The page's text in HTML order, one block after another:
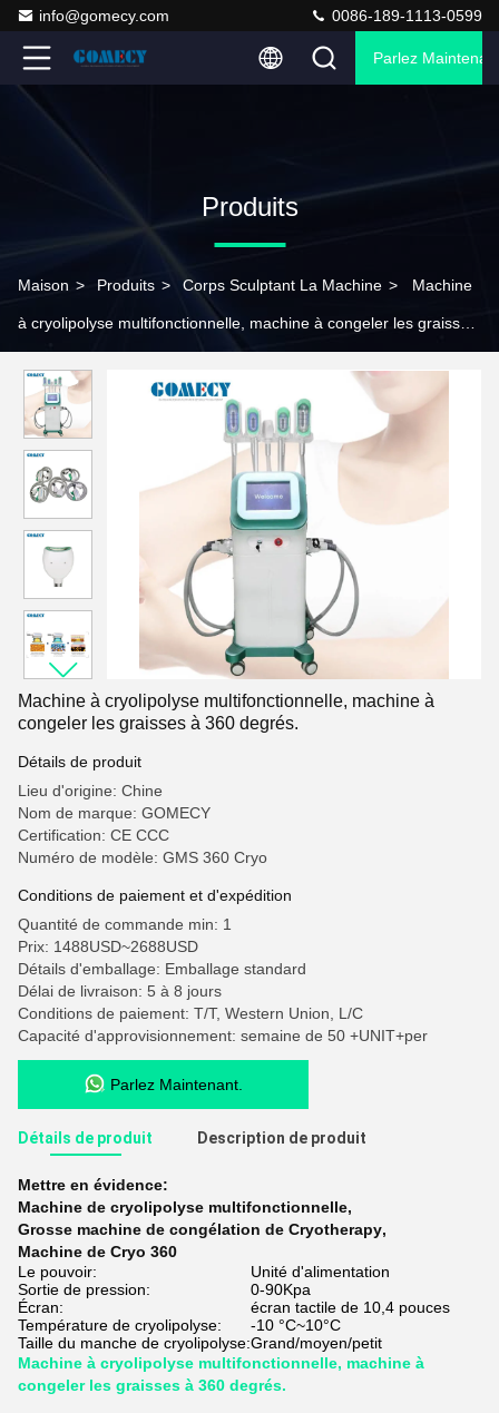
info@gomecy.com 0086-189-1113-0599
Parlez
Produits
Maison > Produits > Corps Sculptant La Machine > Machine
à cryolipolyse multifonctionnelle, machine à congeler les graisses
Machine à cryolipolyse multifonctionnelle, machine à
congeler les graisses à 360 degrés.
Détails de produit
Lieu d'origine: Chine
Nom de marque: GOMECY
Certification: CE CCC
Numéro de modèle: GMS 360 Cryo
Conditions de paiement et d'expédition
Quantité de commande min: 1
Prix: 1488USD~2688USD
Détails d'emballage: Emballage standard
Délai de livraison: 5 à 8 jours
Conditions de paiement: T/T, Western Union, L/C
Capacité d'approvisionnement: semaine de 50 +UNIT+per
Parlez Maintenant.
Détails de produit Description de produit
Mettre en évidence:
Machine de cryolipolyse multifonctionnelle,
Grosse machine de congélation de Cryotherapy,
Machine de Cryo 360
Le pouvoir:
Unité d'alimentation
Sortie de pression:
0-90Kpa
Écran:
écran tactile de 10,4 pouces
Température de cryolipolyse:
-10 °C~10°C
Taille du manche de cryolipolyse:Grand/moyen/petit
Machine à cryolipolyse multifonctionnelle, machine à
congeler les graisses à 360 degrés.